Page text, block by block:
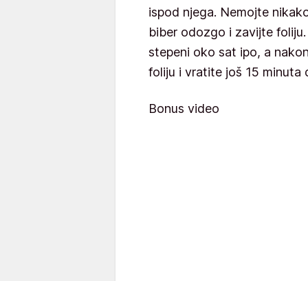
ispod njega. Nemojte
biber odozgo i zavijte
stepeni oko sat ipo, a
foliju i vratite još 15 minuta
Bonus video